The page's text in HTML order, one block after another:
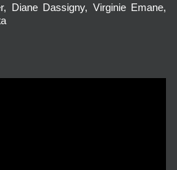
Diane Dassigny, Virginie Emane,